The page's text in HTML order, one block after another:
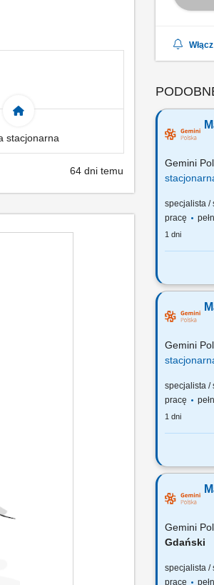
stacjonarna
64 dni temu
Gemini
specjalista /
pracę
1 dni
Czego
Pacjentami,
fachową
Gemini
specjalista /
pracę
1 dni
Czego
Pacjentami,
fachową
Gemini
specjalista /
pracę